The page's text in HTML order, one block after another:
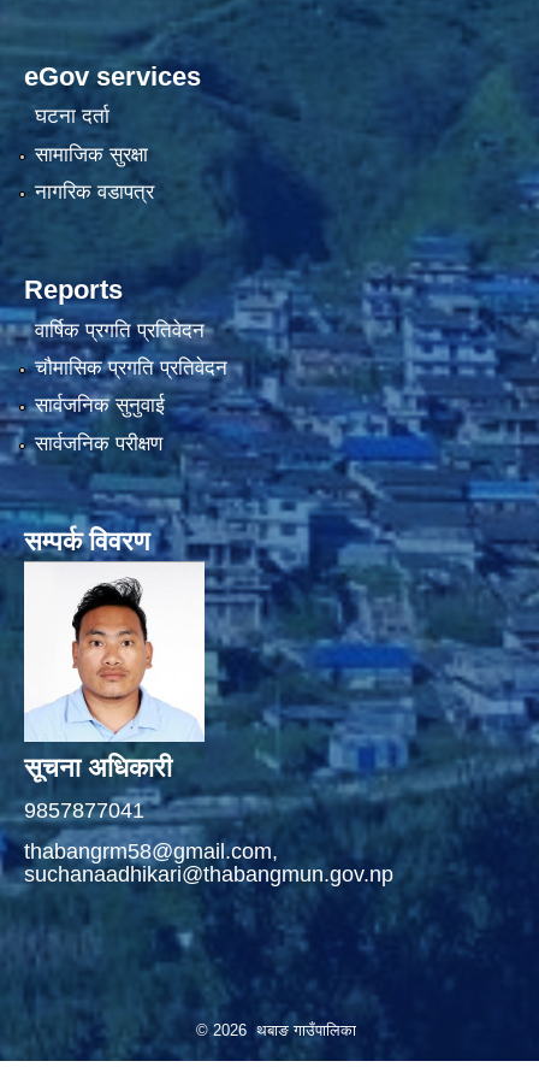
eGov services
घटना दर्ता
सामाजिक सुरक्षा
नागरिक वडापत्र
Reports
वार्षिक प्रगति प्रतिवेदन
चौमासिक प्रगति प्रतिवेदन
सार्वजनिक सुनुवाई
सार्वजनिक परीक्षण
सम्पर्क विवरण
सूचना अधिकारी
9857877041
thabangrm58@gmail.com,
suchanaadhikari@thabangmun.gov.np
© 2026 थबाङ गाउँपालिका